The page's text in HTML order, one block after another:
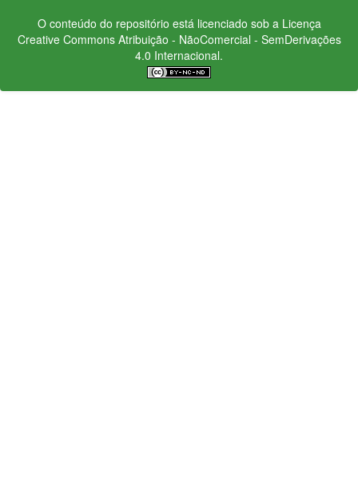
O conteúdo do repositório está licenciado sob a Licença
Creative CommonsAtribuição - NãoComercial - SemDerivações
4.0 Internacional.